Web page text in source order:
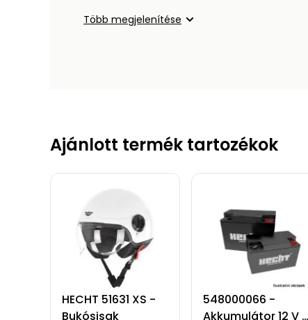
Több megjelenítése
Ajánlott termék tartozékok
HECHT 51631 XS -
Bukósisak
548000066 -
Akkumulátor 12 V /